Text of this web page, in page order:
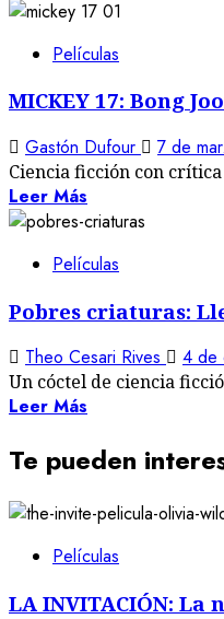
Películas
MICKEY 17: Bong
Gastón Dufour 7 de
Ciencia ficción con
Leer Más
Películas
Pobres criaturas:
Theo Cesari Rives 4 de
Un cóctel de ciencia
Leer Más
Te pueden
Películas
LA INVITACIÓN: La